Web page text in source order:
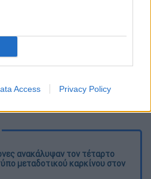
Access Privacy Policy
καταχώρηση
ανακάλυψαν τον τέταρτο
μεταδοτικού καρκίνου στον